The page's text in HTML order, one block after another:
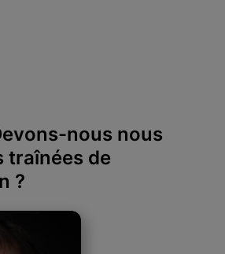
nous nous
traînées de
?